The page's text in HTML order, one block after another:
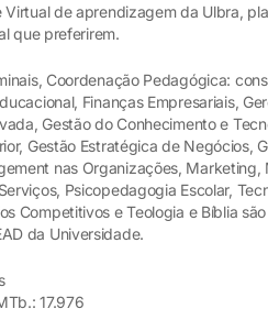
Virtual de aprendizagem da Ulbra,
que preferirem.
Coordenação Pedagógica:
Finanças Empresariais,
Gestão do Conhecimento e
Gestão Estratégica de Negócios,
nas Organizações,
Psicopedagogia Escolar,
Competitivos e Teologia e Bíblia
da Universidade.
17.976